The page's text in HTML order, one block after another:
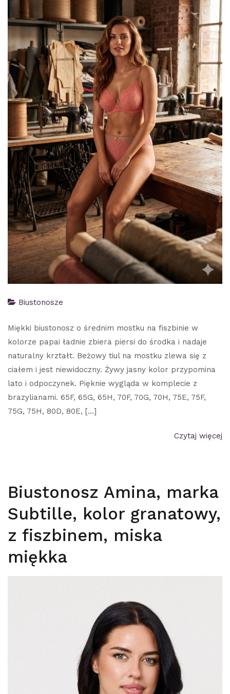
Biustonosze
Miękki biustonosz o średnim mostku na fiszbinie w
kolorze papai ładnie zbiera piersi do środka i nadaje
naturalny krztałt. Beżowy tiul na mostku zlewa się z
ciałem i jest niewidoczny. Żywy jasny kolor przypomina
lato i odpoczynek. Pięknie wygląda w komplecie z
brazylianami. 65F, 65G, 65H, 70F, 70G, 70H, 75E, 75F,
75G, 75H, 80D, 80E, […]
Czytaj więcej
Biustonosz Amina, marka
Subtille, kolor granatowy,
z fiszbinem, miska
miękka